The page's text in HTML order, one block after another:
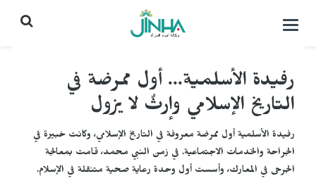
التحكم
رفيدة الأسلمية... أول ممرضة في
التاريخ الإسلامي وإرثٌ لا يزول
رفيدة الأسلمية أول ممرضة معروفة في التاريخ الإسلامي، وكانت خبيرة في
الجراحة والخدمات الاجتماعية. في زمن النبي محمد، قامت بمعالجة
الجرحى في المعارك، وأسست أول وحدة رعاية صحية متنقلة في الإسلام.